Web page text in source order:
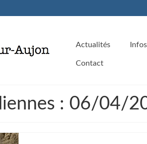
Actualités
Contact
: 06/04/